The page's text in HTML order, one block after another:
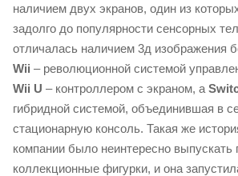
наличием двух экранов, один из
задолго до популярности сенсорных
отличалась наличием 3д изображения
Wii – революционной системой
Wii U – контроллером с экраном, а
гибридной системой, объединившая в
стационарную консоль. Такая же
компании было неинтересно выпускать
коллекционные фигурки, и она